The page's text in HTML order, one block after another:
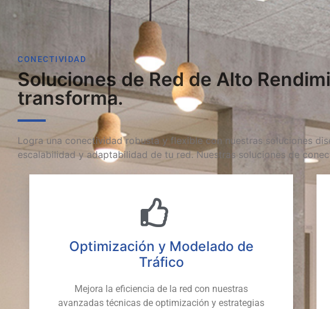
CONECTIVIDAD
Soluciones de Red de Alto
transforma.
Logra una conectividad robusta y flexible con nuestras soluciones
escalabilidad y adaptabilidad de tu red. Nuestras soluciones de
Optimización y Modelado de
Tráfico
Mejora la eficiencia de la red con nuestras
avanzadas técnicas de optimización y estrategias